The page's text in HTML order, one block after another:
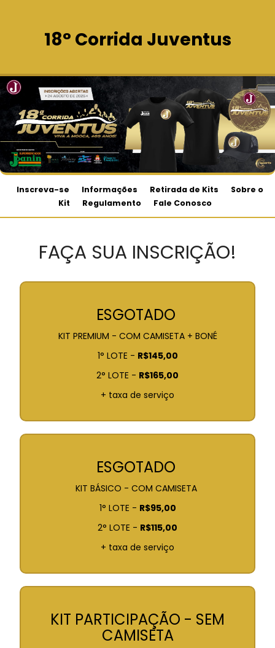
18° Corrida Juventus
Inscreva-se Informações Retirada de Kits
Sobre o
Kit
Regulamento Fale Conosco
FAÇA SUA INSCRIÇÃO!
ESGOTADO
KIT PREMIUM - COM CAMISETA + BONÉ
1° LOTE - R$145,00
2° LOTE - R$165,00
+ taxa de serviço
ESGOTADO
KIT BÁSICO - COM CAMISETA
1° LOTE - R$95,00
2° LOTE - R$115,00
+ taxa de serviço
KIT PARTICIPAÇÃO - SEM
CAMISETA